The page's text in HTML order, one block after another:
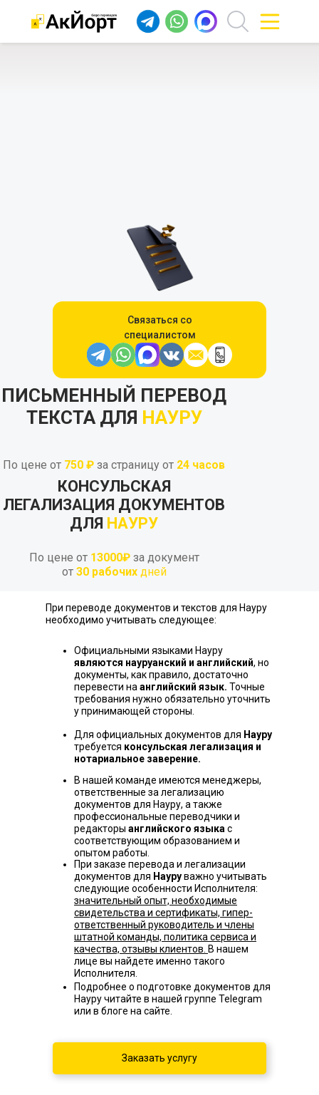
Связаться со
специалистом
ПИСЬМЕННЫЙ ПЕРЕВОД
ТЕКСТА ДЛЯ НАУРУ
По цене от 750 ₽ за страницу от 24 часов
КОНСУЛЬСКАЯ
ЛЕГАЛИЗАЦИЯ ДОКУМЕНТОВ
ДЛЯ НАУРУ
По цене от 13000₽ за документ
от 30 рабочих дней
При переводе документов и текстов для Науру
необходимо учитывать следующее:
Официальными языками Науру
являются науруанский и английский, но
документы, как правило, достаточно
перевести на английский язык. Точные
требования нужно обязательно уточнить
у принимающей стороны.
Для официальных документов для Науру
требуется консульская легализация и
нотариальное заверение.
В нашей команде имеются менеджеры,
ответственные за легализацию
документов для Науру, а также
профессиональные переводчики и
редакторы английского языка с
соответствующим образованием и
опытом работы.
При заказе перевода и легализации
документов для Науруважно учитывать
следующие особенности Исполнителя:
значительный опыт, необходимые
свидетельства и сертификаты, гипер-
ответственный руководитель и члены
штатной команды, политика сервиса и
качества, отзывы клиентов. В нашем
лице вы найдете именно такого
Исполнителя.
Подробнее о подготовке документов для
Науру читайте в нашей группе Telegram
или в блоге на сайте.
Заказать услугу